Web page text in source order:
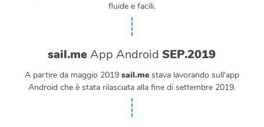
fluide e facili.
sail.me App AndroidSEP.2019
A partire da maggio 2019 sail.me stava lavorando sull'app
Android che è stata rilasciata alla fine di settembre 2019.